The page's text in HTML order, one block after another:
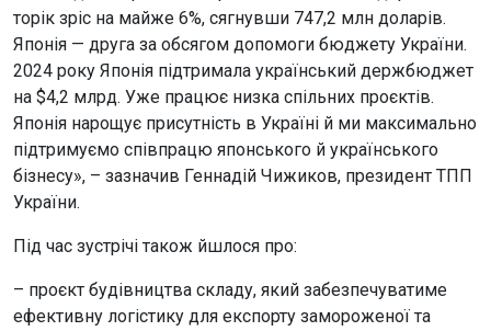
торік зріс на майже 6%, сягнувши 747,2 млн доларів.
Японія — друга за обсягом допомоги бюджету України.
2024 року Японія підтримала український держбюджет
на $4,2 млрд. Уже працює низка спільних проєктів.
Японія нарощує присутність в Україні й ми максимально
підтримуємо співпрацю японського й українського
бізнесу», – зазначив Геннадій Чижиков, президент ТПП
України.
Під час зустрічі також йшлося про:
– проєкт будівництва складу, який забезпечуватиме
ефективну логістику для експорту замороженої та